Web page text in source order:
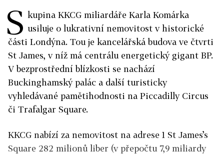
S kupina KKCG miliardáře Karla Komárka
usiluje o lukrativní nemovitost v historické
části Londýna. Tou je kancelářská budova ve čtvrti
St James, v níž má centrálu energetický gigant BP.
V bezprostřední blízkosti se nachází
Buckinghamský palác a další turisticky
vyhledávané pamětihodnosti na Piccadilly Circus
či Trafalgar Square.
KKCG nabízí za nemovitost na adrese 1 St James’s
Square 282 milionů liber (v přepočtu 7,9 miliardy